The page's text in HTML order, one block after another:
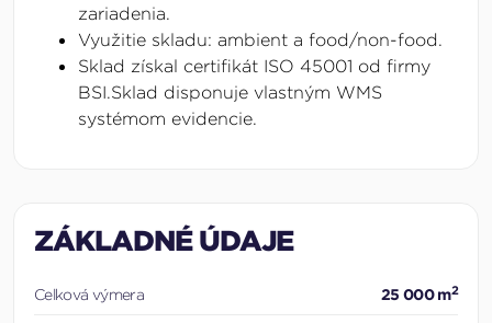
zariadenia.
Využitie skladu: ambient a food/non-food.
Sklad získal certifikát ISO 45001 od firmy
BSI.Sklad disponuje vlastným WMS
systémom evidencie.
ZÁKLADNÉ ÚDAJE
Celková výmera 25 000 m2